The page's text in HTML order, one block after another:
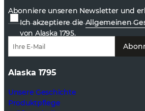
Abonniere unseren Newsletter und
Ich akzeptiere dieAllgemeinen
von Alaska 1795.
Alaska 1795
Unsere Geschichte
Produktpflege